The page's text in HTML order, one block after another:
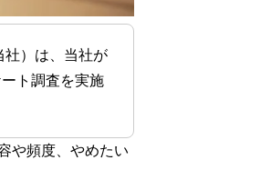
社）は、当社が
ト調査を実施
や頻度、やめたい